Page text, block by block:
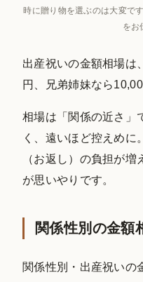
時に贈り物を選ぶのは大変で
をお
出産祝いの金額相場は
円、兄弟姉妹なら
相場は「関係の近さ」
く、遠いほど控えめに
（お返し）の負担が
が思いやりです。
関係性別の金額
関係性別・出産祝いの